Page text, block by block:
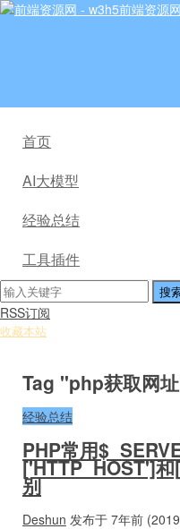
前端资源
首页
AI大模型
经验总结
工具插件
RSS订阅
收藏本站
Tag "php获取网
经验总结
PHP常用
['HTTP_HOST']
别
Deshun 发布于 7年前